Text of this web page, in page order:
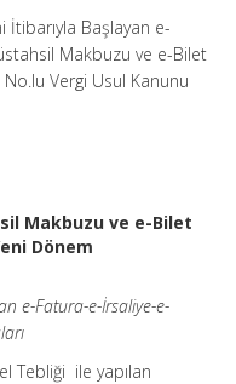
İtibarıyla Başlayan e-
Makbuzu ve e-Bilet
No.lu Vergi Usul Kanunu
Makbuzu ve e-Bilet
Dönem
e-Fatura-e-İrsaliye-e-
Tebliği ile yapılan